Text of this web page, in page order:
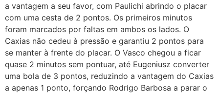
a vantagem a seu favor, com Paulichi abrindo o placar
com uma cesta de 2 pontos. Os primeiros minutos
foram marcados por faltas em ambos os lados. O
Caxias não cedeu à pressão e garantiu 2 pontos para
se manter à frente do placar. O Vasco chegou a ficar
quase 2 minutos sem pontuar, até Eugeniusz converter
uma bola de 3 pontos, reduzindo a vantagem do Caxias
a apenas 1 ponto, forçando Rodrigo Barbosa a parar o